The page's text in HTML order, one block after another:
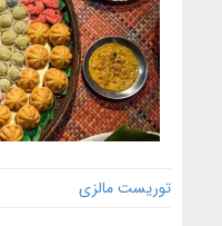
توریست مالزی